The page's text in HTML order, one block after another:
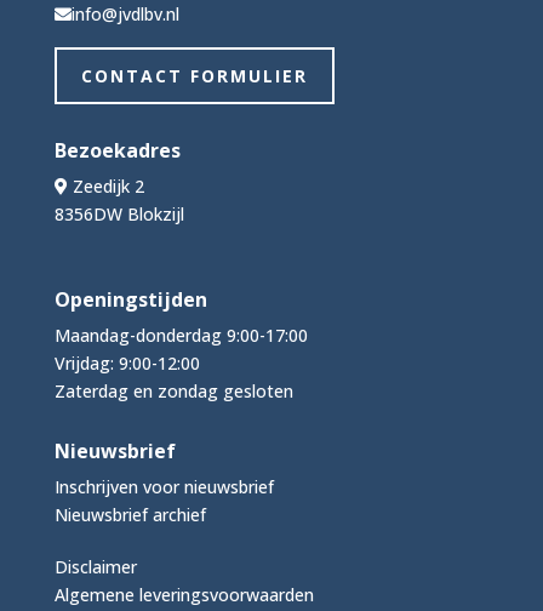
info@jvdlbv.nl
CONTACT FORMULIER
Bezoekadres
Zeedijk 2
8356DW Blokzijl
Openingstijden
Maandag-donderdag 9:00-17:00
Vrijdag: 9:00-12:00
Zaterdag en zondag gesloten
Nieuwsbrief
Inschrijven voor nieuwsbrief
Nieuwsbrief archief
Disclaimer
Algemene leveringsvoorwaarden